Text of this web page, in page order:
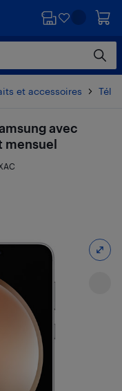
et accessoires
avec
mensuel